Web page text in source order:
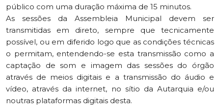
público com uma duração máxima de 15 minutos.
As sessões da Assembleia Municipal devem ser
transmitidas em direto, sempre que tecnicamente
possível, ou em diferido logo que as condições técnicas
o permitam, entendendo-se esta transmissão como a
captação de som e imagem das sessões do órgão
através de meios digitais e a transmissão do áudio e
vídeo, através da internet, no sítio da Autarquia e/ou
noutras plataformas digitais desta.